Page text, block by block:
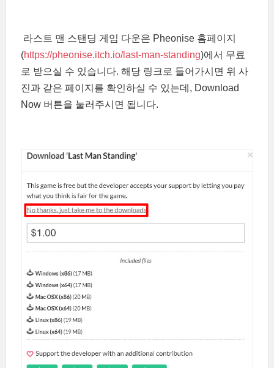
라스트 맨 스탠딩 게임 다운은 Pheonise 홈페이지
(https://pheonise.itch.io/last-man-standing)에서 무료
로 받으실 수 있습니다. 해당 링크로 들어가시면 위 사
진과 같은 페이지를 확인하실 수 있는데, Download
Now 버튼을 눌러주시면 됩니다.